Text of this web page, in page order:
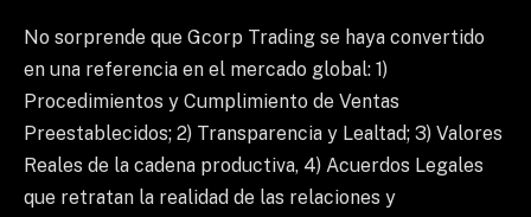
No sorprende que Gcorp Trading se haya convertido
en una referencia en el mercado global: 1)
Procedimientos y Cumplimiento de Ventas
Preestablecidos; 2) Transparencia y Lealtad; 3) Valores
Reales de la cadena productiva, 4) Acuerdos Legales
que retratan la realidad de las relaciones y